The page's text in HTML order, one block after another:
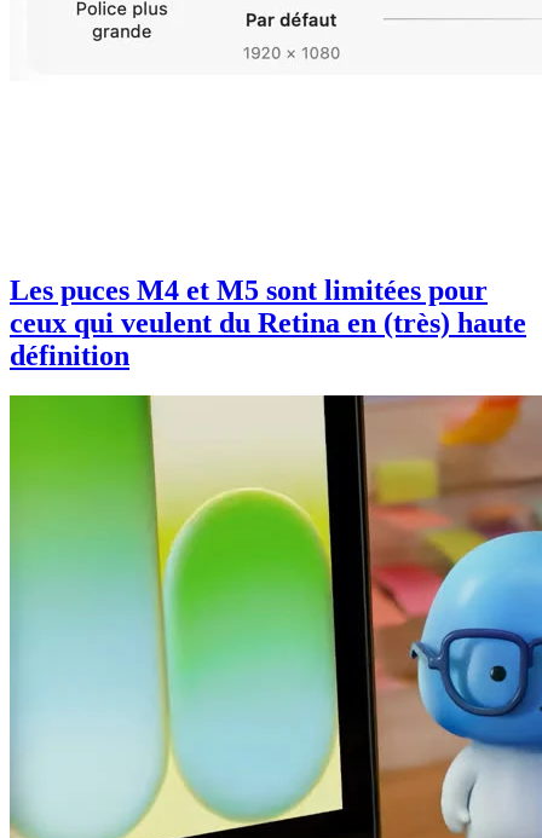
Les puces M4 et M5 sont limitées pour
ceux qui veulent du Retina en (très) haute
définition